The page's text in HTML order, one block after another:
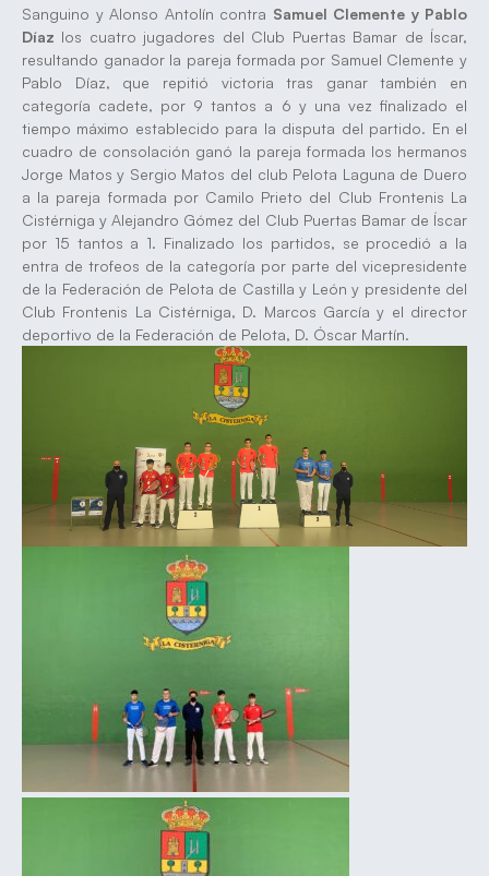
Sanguino y Alonso Antolín contra Samuel Clemente y Pablo
Díaz los cuatro jugadores del Club Puertas Bamar de Íscar,
resultando ganador la pareja formada por Samuel Clemente y
Pablo Díaz, que repitió victoria tras ganar también en
categoría cadete, por 9 tantos a 6 y una vez finalizado el
tiempo máximo establecido para la disputa del partido. En el
cuadro de consolación ganó la pareja formada los hermanos
Jorge Matos y Sergio Matos del club Pelota Laguna de Duero
a la pareja formada por Camilo Prieto del Club Frontenis La
Cistérniga y Alejandro Gómez del Club Puertas Bamar de Íscar
por 15 tantos a 1. Finalizado los partidos, se procedió a la
entra de trofeos de la categoría por parte del vicepresidente
de la Federación de Pelota de Castilla y León y presidente del
Club Frontenis La Cistérniga, D. Marcos García y el director
deportivo de la Federación de Pelota, D. Óscar Martín.